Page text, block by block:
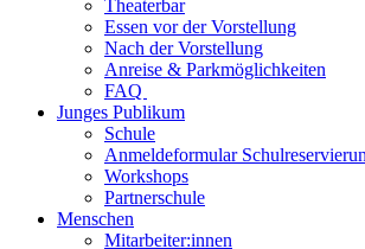
Theaterbar
Essen vor der Vorstellung
Nach der Vorstellung
Anreise & Parkmöglichkeiten
FAQ
Junges Publikum
Schule
Anmeldeformular
Workshops
Partnerschule
Menschen
Mitarbeiter:innen